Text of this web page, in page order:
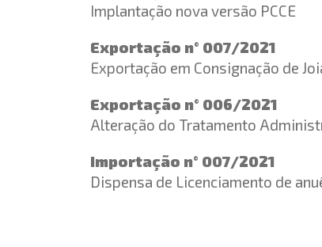
Implantação nova versão PCCE
Exportação n° 007/2021
Exportação em Consignação de
Exportação n° 006/2021
Alteração do Tratamento
Importação n° 007/2021
Dispensa de Licenciamento de